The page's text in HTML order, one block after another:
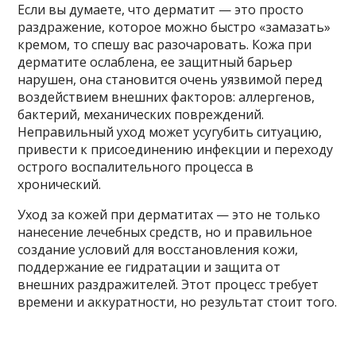
Если вы думаете, что дерматит — это просто
раздражение, которое можно быстро «замазать»
кремом, то спешу вас разочаровать. Кожа при
дерматите ослаблена, ее защитный барьер
нарушен, она становится очень уязвимой перед
воздействием внешних факторов: аллергенов,
бактерий, механических повреждений.
Неправильный уход может усугубить ситуацию,
привести к присоединению инфекции и переходу
острого воспалительного процесса в
хронический.
Уход за кожей при дерматитах — это не только
нанесение лечебных средств, но и правильное
создание условий для восстановления кожи,
поддержание ее гидратации и защита от
внешних раздражителей. Этот процесс требует
времени и аккуратности, но результат стоит того.